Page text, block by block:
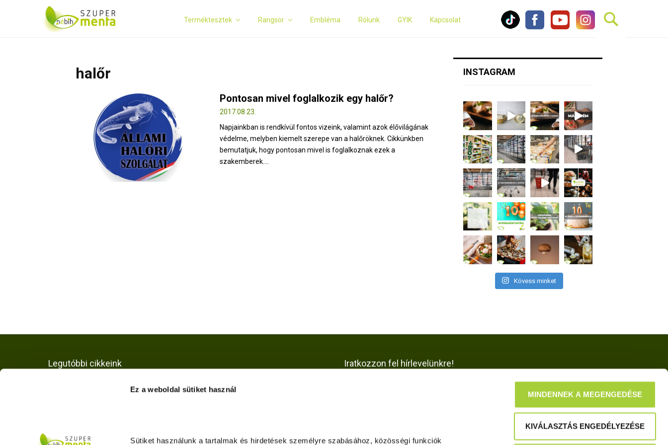
Ez a weboldal sütiket használ
Sütiket használunk a tartalmak és hirdetések személyre szabásához, közösségi funkciók
MINDENNEK A MEGENGEDÉSE
KIVÁLASZTÁS ENGEDÉLYEZÉSE
Terméktesztek Rangsor Embléma Rólunk GYIK Kapcsolat
halőr
Pontosan mivel foglalkozik egy halőr?
2017.08.23.
Napjainkban is rendkívül fontos vizeink, valamint azok élővilágának
védelme, melyben kiemelt szerepe van a halőröknek. Cikkünkben
bemutatjuk, hogy pontosan mivel is foglalkoznak ezek a
szakemberek....
INSTAGRAM
Kövess minket
Legutóbbi cikkeink
Tippek a körömvirág
neveléséhez
Iratkozzon fel hírlevelünkre!